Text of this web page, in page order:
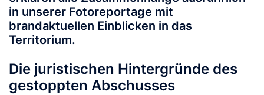
in unserer Fotoreportage mit
brandaktuellen Einblicken in das
Territorium.
Die juristischen Hintergründe des
gestoppten Abschusses